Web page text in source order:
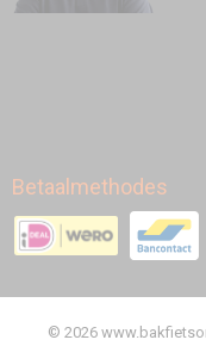
Betaalmethodes
© 2026